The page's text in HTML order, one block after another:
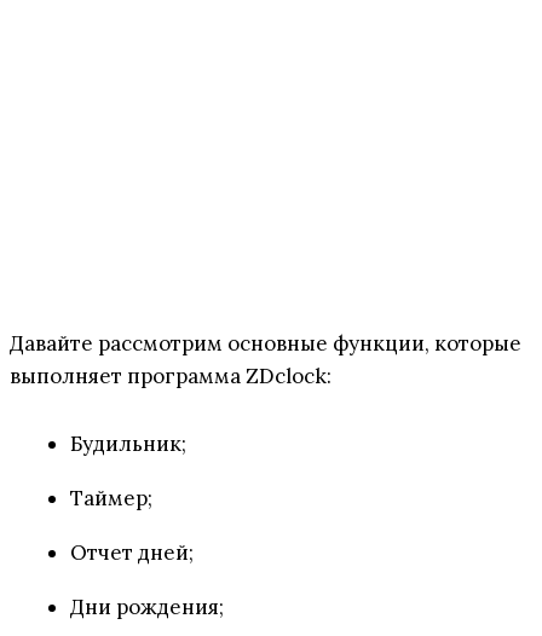
Давайте рассмотрим основные функции, которые
выполняет программа ZDclock:
Будильник;
Таймер;
Отчет дней;
Дни рождения;